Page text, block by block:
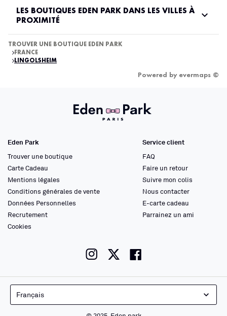
LES BOUTIQUES EDEN PARK DANS LES VILLES À
PROXIMITÉ
TROUVER UNE BOUTIQUE EDEN PARK
FRANCE
LINGOLSHEIM
Powered by evermaps ©
Eden Park
Trouver une boutique
Carte Cadeau
Mentions légales
Conditions générales de vente
Données Personnelles
Recrutement
Cookies
Service client
FAQ
Faire un retour
Suivre mon colis
Nous contacter
E-carte cadeau
Parrainez un ami
instagram
twitter
Français